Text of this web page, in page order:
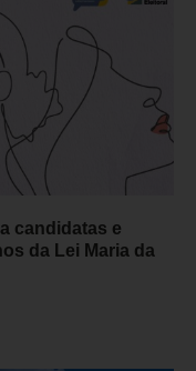
candidatas e
da Lei Maria da